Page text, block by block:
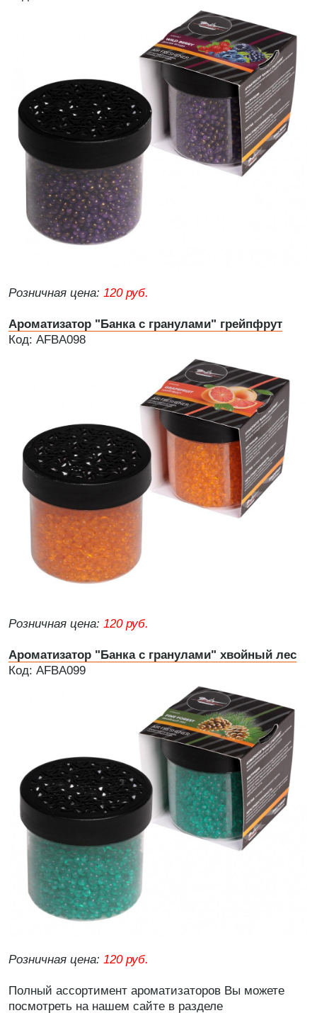
Розничная цена: 120 руб.
Ароматизатор "Банка с гранулами" грейпфрут
Код: AFBA098
Розничная цена: 120 руб.
Ароматизатор "Банка с гранулами" хвойный лес
Код: AFBA099
Розничная цена: 120 руб.
Полный ассортимент ароматизаторов Вы можете
посмотреть на нашем сайте в разделе